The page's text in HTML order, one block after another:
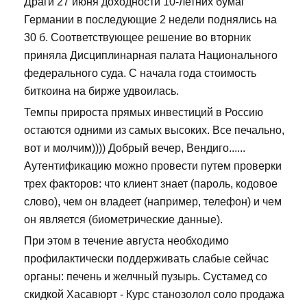
Германии в последующие 2 недели поднялись на
30 б. Соответствующее решение во вторник
приняла Дисциплинарная палата Национального
федерального суда. С начала года стоимость
биткоина на бирже удвоилась.
Темпы прироста прямых инвестиций в Россию
остаются одними из самых высоких. Все печально,
вот и молчим)))) Добрый вечер, Вендиго......
Аутентификацию можно провести путем проверки
трех факторов: что клиент знает (пароль, кодовое
слово), чем он владеет (например, телефон) и чем
он является (биометрические данные).
При этом в течение августа необходимо
профилактически поддерживать слабые сейчас
органы: печень и желчный пузырь. Сустамед со
скидкой Хасавюрт - Курс станозолол соло продажа